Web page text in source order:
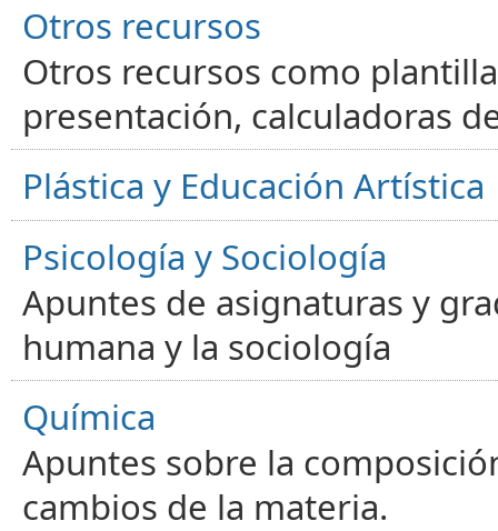
Otros recursos
Otros recursos como
presentación, calculadoras
Plástica y Educación Artística
Psicología y Sociología
Apuntes de asignaturas y
humana y la sociología
Química
Apuntes sobre la
cambios de la materia.